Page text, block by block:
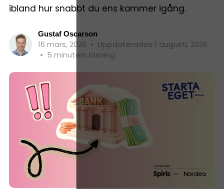
ibland hur snabbt du ens kommer igång.
Gustaf Oscarson
16 mars, 2026 • Uppdaterades 1 augusti, 2026
• 5 minuters läsning